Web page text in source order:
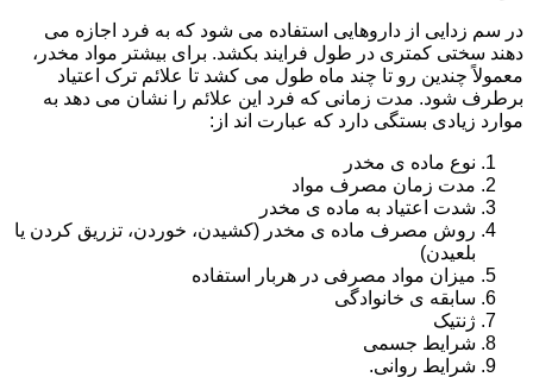
در سم زدایی از داروهایی استفاده می شود که به فرد اجازه می
دهند سختی کمتری در طول فرایند بکشد. برای بیشتر مواد مخدر،
معمولاً چندین رو تا چند ماه طول می کشد تا علائم ترک اعتیاد
برطرف شود. مدت زمانی که فرد این علائم را نشان می دهد به
موارد زیادی بستگی دارد که عبارت اند از:
نوع ماده ی مخدر
مدت زمان مصرف مواد
شدت اعتیاد به ماده ی مخدر
روش مصرف ماده ی مخدر (کشیدن، خوردن، تزریق کردن یا
بلعیدن)
میزان مواد مصرفی در هربار استفاده
سابقه ی خانوادگی
ژنتیک
شرایط جسمی
شرایط روانی.